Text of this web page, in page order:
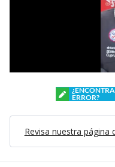
ERROR?
Revisa nuestra página